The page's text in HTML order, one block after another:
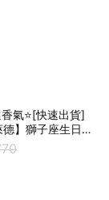
氣⭐️[快速出貨]
德】獅子座生日快
NO.1禮品 ｜任
純素護手霜40